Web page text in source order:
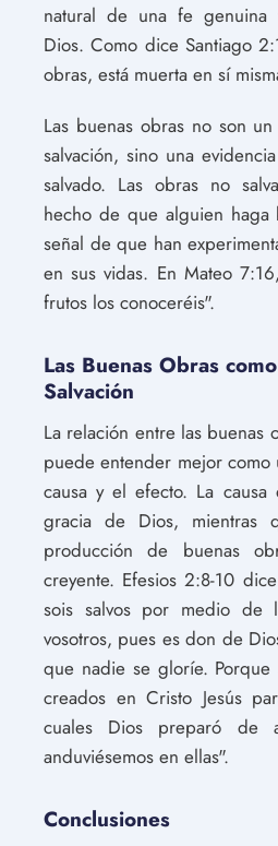
natural de una fe genuina
Dios. Como dice Santiago
obras, está muerta en sí
Las buenas obras no son
salvación, sino una
salvado. Las obras no
hecho de que alguien haga
señal de que han
en sus vidas. En Mateo
frutos los conoceréis".
Las Buenas Obras
Salvación
La relación entre las buenas
puede entender mejor como
causa y el efecto. La
gracia de Dios, mientras
producción de buenas
creyente. Efesios 2:8-10
sois salvos por medio
vosotros, pues es don de
que nadie se gloríe. Porque
creados en Cristo Jesús
cuales Dios preparó de
anduviésemos en ellas".
Conclusiones